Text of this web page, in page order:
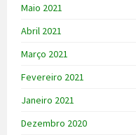
Maio 2021
Abril 2021
Março 2021
Fevereiro 2021
Janeiro 2021
Dezembro 2020